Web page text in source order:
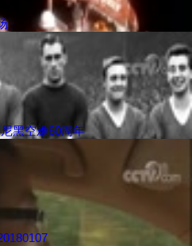
黑空难60周年